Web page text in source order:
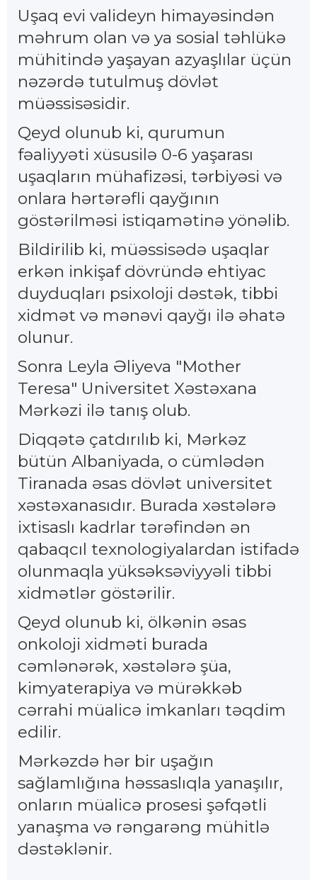
Uşaq evi valideyn himayəsindən
məhrum olan və ya sosial təhlükə
mühitində yaşayan azyaşlılar üçün
nəzərdə tutulmuş dövlət
müəssisəsidir.
Qeyd olunub ki, qurumun
fəaliyyəti xüsusilə 0-6 yaşarası
uşaqların mühafizəsi, tərbiyəsi və
onlara hərtərəfli qayğının
göstərilməsi istiqamətinə yönəlib.
Bildirilib ki, müəssisədə uşaqlar
erkən inkişaf dövründə ehtiyac
duyduqları psixoloji dəstək, tibbi
xidmət və mənəvi qayğı ilə əhatə
olunur.
Sonra Leyla Əliyeva "Mother
Teresa" Universitet Xəstəxana
Mərkəzi ilə tanış olub.
Diqqətə çatdırılıb ki, Mərkəz
bütün Albaniyada, o cümlədən
Tiranada əsas dövlət universitet
xəstəxanasıdır. Burada xəstələrə
ixtisaslı kadrlar tərəfindən ən
qabaqcıl texnologiyalardan istifadə
olunmaqla yüksəksəviyyəli tibbi
xidmətlər göstərilir.
Qeyd olunub ki, ölkənin əsas
onkoloji xidməti burada
cəmlənərək, xəstələrə şüa,
kimyaterapiya və mürəkkəb
cərrahi müalicə imkanları təqdim
edilir.
Mərkəzdə hər bir uşağın
sağlamlığına həssaslıqla yanaşılır,
onların müalicə prosesi şəfqətli
yanaşma və rəngarəng mühitlə
dəstəklənir.